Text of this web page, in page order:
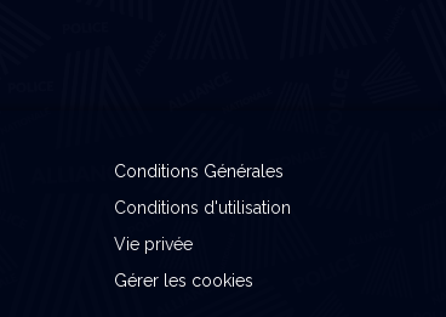
Conditions Générales
Conditions d'utilisation
Vie privée
Gérer les cookies